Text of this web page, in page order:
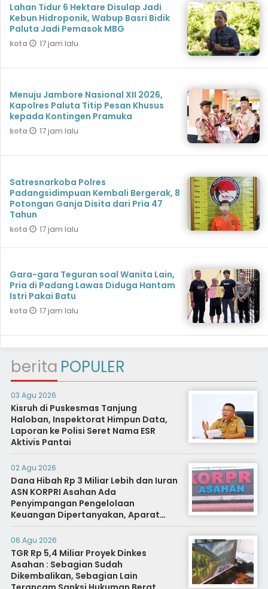
Lahan Tidur 6 Hektare Disulap Jadi
Kebun Hidroponik, Wabup Basri Bidik
Paluta Jadi Pemasok MBG
kota 17 jam lalu
Menuju Jambore Nasional XII 2026,
Kapolres Paluta Titip Pesan Khusus
kepada Kontingen Pramuka
kota 17 jam lalu
Satresnarkoba Polres
Padangsidimpuan Kembali Bergerak, 8
Potongan Ganja Disita dari Pria 47
Tahun
kota 17 jam lalu
Gara-gara Teguran soal Wanita Lain,
Pria di Padang Lawas Diduga Hantam
Istri Pakai Batu
kota 17 jam lalu
berita POPULER
03 Agu 2026
Kisruh di Puskesmas Tanjung
Haloban, Inspektorat Himpun Data,
Laporan ke Polisi Seret Nama ESR
Aktivis Pantai
02 Agu 2026
Dana Hibah Rp 3 Miliar Lebih dan Iuran
ASN KORPRI Asahan Ada
Penyimpangan Pengelolaan
Keuangan Dipertanyakan, Aparat
Diminta Segera Usut
06 Agu 2026
TGR Rp 5,4 Miliar Proyek Dinkes
Asahan : Sebagian Sudah
Dikembalikan, Sebagian Lain